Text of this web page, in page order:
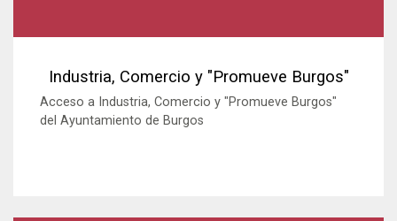
Industria, Comercio y "Promueve Burgos"
Acceso a Industria, Comercio y "Promueve Burgos"
del Ayuntamiento de Burgos